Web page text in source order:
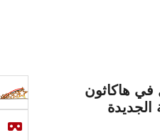
في هاكاثون
الجديدة